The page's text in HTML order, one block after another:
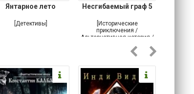
Янтарное лето
[Детективы]
Несгибаемый граф 5
[Исторические
приключения /
Альтернативная история /